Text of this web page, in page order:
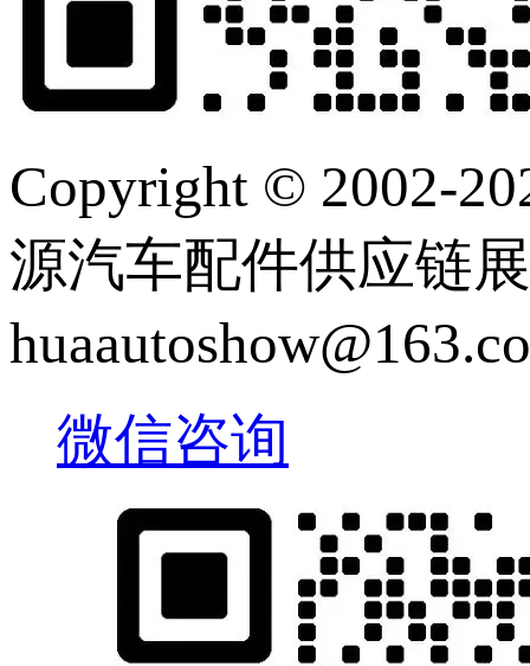
Copyright © 2002-
源汽车配件供应链
微信咨询